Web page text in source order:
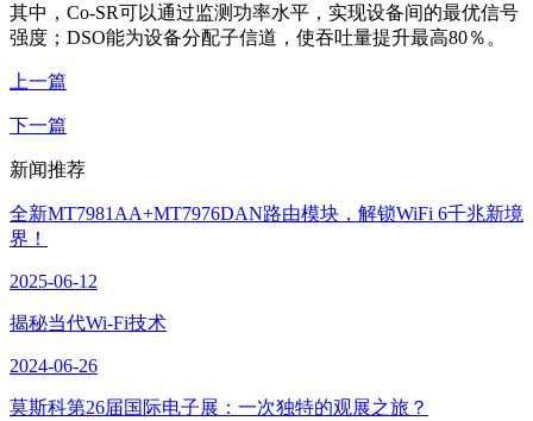
其中，Co-SR可以通过监测功率水平，实现设备间的最优信号
强度；DSO能为设备分配子信道，使吞吐量提升最高80％。
上一篇
下一篇
新闻推荐
全新MT7981AA+MT7976DAN路由模块，解锁WiFi 6千兆新境
界！
2025-06-12
揭秘当代Wi-Fi技术
2024-06-26
莫斯科第26届国际电子展：一次独特的观展之旅？